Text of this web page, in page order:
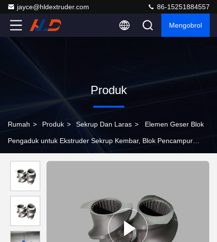
jayce@hldextruder.com 86-15251884557
Mengobrol
Produk
Rumah > Produk > Sekrup Dan Laras > Elemen Geser Blok
Pengaduk untuk Ekstruder Sekrup Kembar, Blok Pencampur